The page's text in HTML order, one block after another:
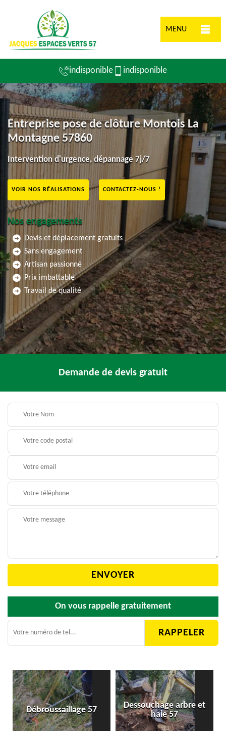
MENU
indisponible indisponible
Entreprise pose de clôture Montois La
Montagne 57860
Intervention d'urgence, dépannage 7j/7
VOIR NOS RÉALISATIONS CONTACTEZ-NOUS !
Nos engagements
Devis et déplacement gratuits
Sans engagement
Artisan passionné
Prix imbattable
Travail de qualité
Demande de devis gratuit
On vous rappelle gratuitement
Débroussaillage 57
Dessouchage arbre et
haie 57